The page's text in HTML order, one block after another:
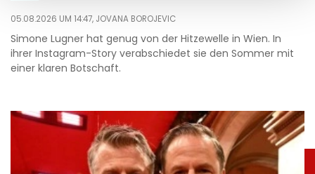
05.08.2026 UM 14:47, JOVANA BOROJEVIC
Simone Lugner hat genug von der Hitzewelle in Wien. In
ihrer Instagram-Story verabschiedet sie den Sommer mit
einer klaren Botschaft.